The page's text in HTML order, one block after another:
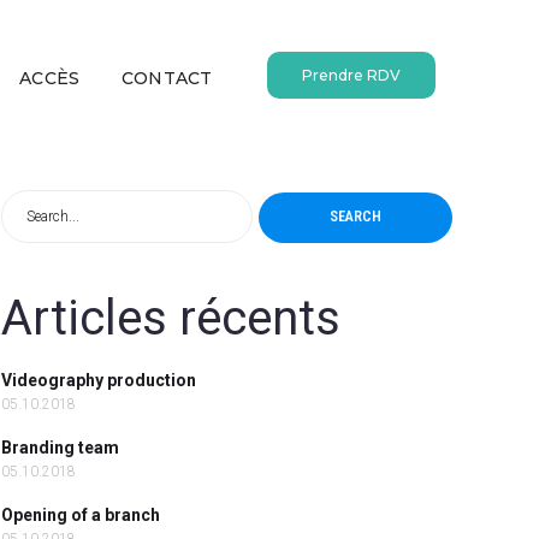
ACCÈS CONTACT Prendre RDV
SEARCH
Articles récents
Videography production
05.10.2018
Branding team
05.10.2018
Opening of a branch